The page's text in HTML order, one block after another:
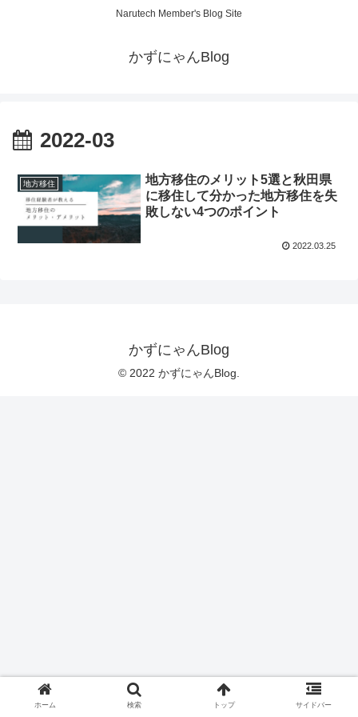
Narutech Member's Blog Site
かずにゃんBlog
2022-03
地方移住
地方移住のメリット5選と秋田県
に移住して分かった地方移住を失
敗しない4つのポイント
2022.03.25
かずにゃんBlog
© 2022 かずにゃんBlog.
ホーム 検索 トップ サイドバー